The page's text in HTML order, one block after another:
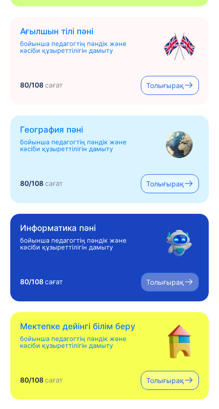
Ағылшын тілі пәні
бойынша педагогтің пәндік және
кәсіби құзыреттілігін дамыту
80/108сағат Толығырақ
География пәні
бойынша педагогтің пәндік және
кәсіби құзыреттілігін дамыту
80/108сағат Толығырақ
Информатика пәні
бойынша педагогтің пәндік және
кәсіби құзыреттілігін дамыту
80/108сағат Толығырақ
Мектепке дейінгі білім беру
бойынша педагогтің пәндік және
кәсіби құзыреттілігін дамыту
80/108сағат Толығырақ